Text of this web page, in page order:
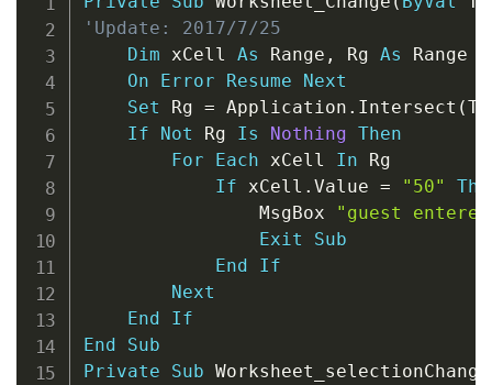
'Update: 2017/7/25
Dim xCell As Range , Rg As Range
On
Error Resume
Next
Set Rg = Application . Intersect (
If
Not Rg Is Nothing Then
For
Each xCell In Rg
If xCell . Value = "50"
                MsgBox
"guest
Exit
Sub
End
If
Next
End
If
End
Sub
Private
Sub Worksheet_selectionChange